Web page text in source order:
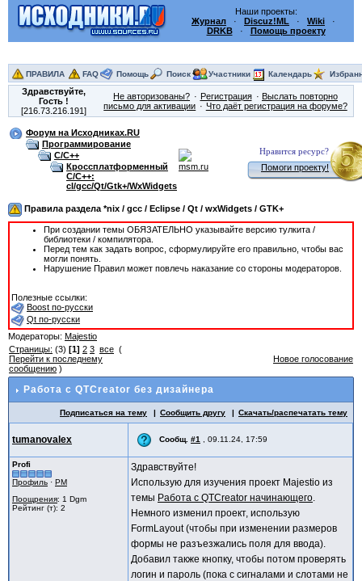
Наши проекты:
Журнал · Discuz!ML · Wiki ·
DRKB· Помощь проекту
ПРАВИЛА FAQ Помощь Поиск Участники Календарь
Здравствуйте,
Гость!
[216.73.216.191]
Не авторизованы? Регистрация
Выслать повторно
письмо для активации
Что даёт регистрация на форуме?
Форум на Исходниках.RU
Программирование
C/C++
Кроссплатформенный
C/C++:
cl/gcc/Qt/Gtk+/WxWidgets
Нравится ресурс?
Помоги проекту!
Правила раздела *nix / gcc / Eclipse / Qt / wxWidgets / GTK+
При создании темы ОБЯЗАТЕЛЬНО указывайте версию тулкита /
библиотеки / компилятора.
Перед тем как задать вопрос, сформулируйте его правильно, чтобы вас
могли понять.
Нарушение Правил может повлечь наказание со стороны модераторов.
Полезные ссылки:
Boost по-русски
Qt по-русски
Модераторы: Majestio
Страницы: (3) [1] 2 3 все (
Перейти к последнему
сообщению )
Новое голосование
Работа с QTCreator без дизайнера
Подписаться на тему Сообщить другу Скачать/распечатать тему
tumanovalex Сообщ. #1 09.11.24, 17:59
Profi
Профиль · PM
Поощрения: 1 Dgm
Рейтинг (т): 2
Здравствуйте!
Использую для изучения проект Majestio из
темы Работа с QTCreator начинающего
Немного изменил проект, использую
FormLayout (чтобы при изменении размеров
формы не разъезжались поля для ввода).
Добавил также кнопку, чтобы потом проверять
логин и пароль (пока с сигналами и слотами не